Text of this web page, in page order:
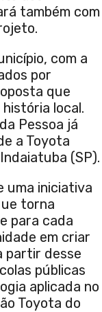
também com
com a
por
que
local.
Pessoa já
a Toyota
(SP).
uma iniciativa
torna
para cada
em criar
partir desse
públicas
aplicada no
Toyota do